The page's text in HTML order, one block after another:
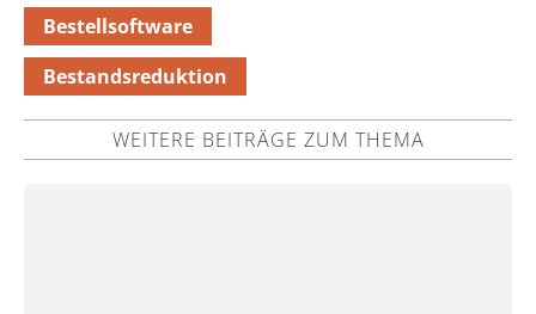
Bestellsoftware
Bestandsreduktion
WEITERE BEITRÄGE ZUM THEMA